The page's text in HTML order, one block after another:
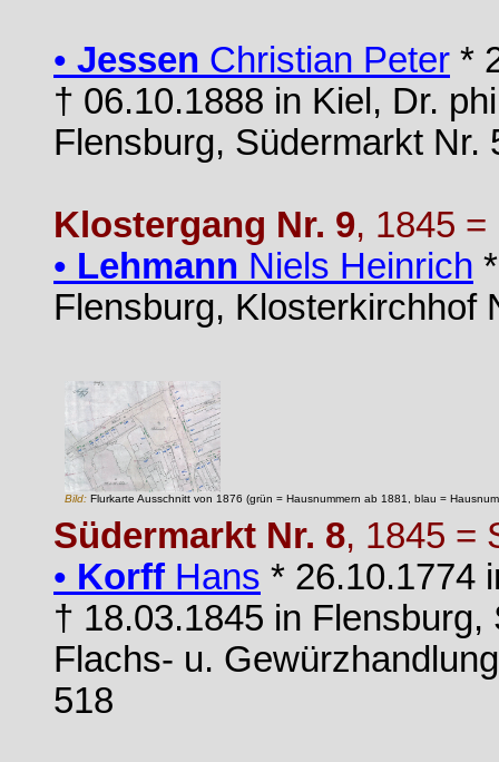
• Jessen Christian Peter *
† 06.10.1888 in Kiel, Dr.
Flensburg, Südermarkt Nr.
Klostergang Nr. 9, 1845
• Lehmann Niels Heinrich
Flensburg, Klosterkirchhof
Bild: Flurkarte Ausschnitt von 1876 (grün = Hausnummern ab 1881, blau =
Südermarkt Nr. 8, 1845 =
• Korff Hans * 26.10.1774
† 18.03.1845 in
Flachs- u.
518